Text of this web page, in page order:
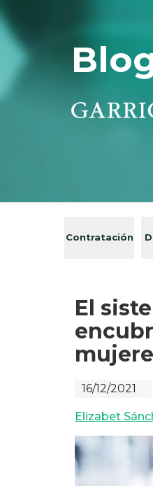
Contratación
El
16/12/2021
Elizabet